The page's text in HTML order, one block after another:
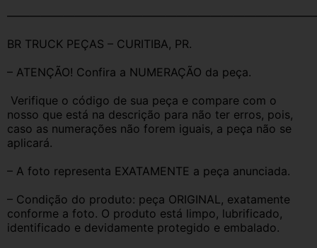
BR TRUCK PEÇAS – CURITIBA, PR.
– ATENÇÃO! Confira a NUMERAÇÃO da peça.
nosso que está na descrição para não ter erros, pois,
caso as numerações não forem iguais, a peça não se
aplicará.
– A foto representa EXATAMENTE a peça anunciada.
– Condição do produto: peça ORIGINAL, exatamente
conforme a foto. O produto está limpo, lubrificado,
identificado e devidamente protegido e embalado.